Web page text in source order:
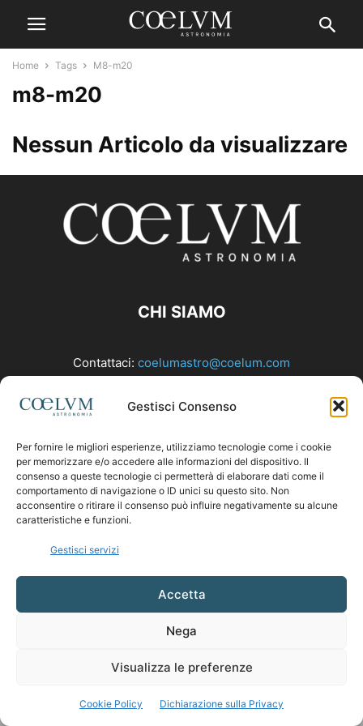
Gestisci Consenso
Per fornire le migliori esperienze, utilizziamo tecnologie come i cookie
per memorizzare e/o accedere alle informazioni del dispositivo. Il
consenso a queste tecnologie ci permetterà di elaborare dati come il
comportamento di navigazione o ID unici su questo sito. Non
acconsentire o ritirare il consenso può influire negativamente su alcune
caratteristiche e funzioni.
Gestisci servizi
Accetta
Nega
Visualizza le preferenze
Cookie Policy Dichiarazione sulla Privacy
Home Tags M8-m20
m8-m20
Nessun Articolo da visualizzare
CHI SIAMO
Contattaci: coelumastro@coelum.com
SEGUICI